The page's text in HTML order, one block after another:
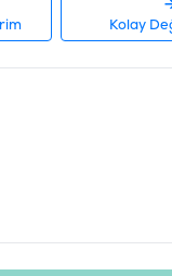
içeriği %16, ham
Kolay